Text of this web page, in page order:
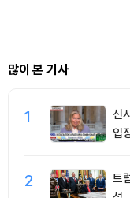
많이 본 기사
1
신
입
2
트